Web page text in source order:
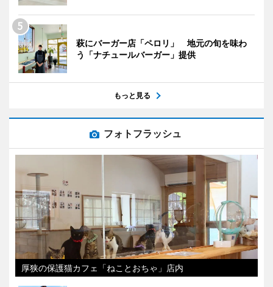
萩にバーガー店「ペロリ」 地元の旬を味わ
う「ナチュールバーガー」提供
もっと見る
フォトフラッシュ
厚狭の保護猫カフェ「ねことおちゃ」店内